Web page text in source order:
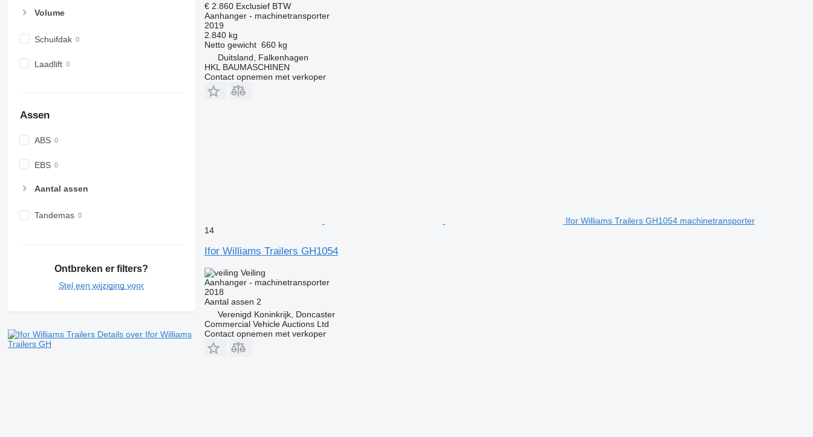
Volume
Schuifdak
Laadlift
Assen
ABS
EBS
Aantal assen
Tandemas
Ontbreken er filters?
Stel een wijziging voor
Details over Ifor Williams
Trailers GH
€ 2.860 Exclusief BTW
Aanhanger - machinetransporter
2019
2.840 kg
Netto gewicht 660 kg
Duitsland, Falkenhagen
HKL BAUMASCHINEN
Contact opnemen met verkoper
Ifor Williams Trailers GH1054 machinetransporter
14
Ifor Williams Trailers GH1054
Veiling
Aanhanger - machinetransporter
2018
Aantal assen 2
Verenigd Koninkrijk, Doncaster
Commercial Vehicle Auctions Ltd
Contact opnemen met verkoper